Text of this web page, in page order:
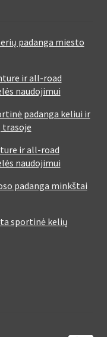
padanga miesto
ir all-road
naudojimui
padanga keliui ir
trasoje
ir all-road
naudojimui
padanga minkštai
sportinė kelių